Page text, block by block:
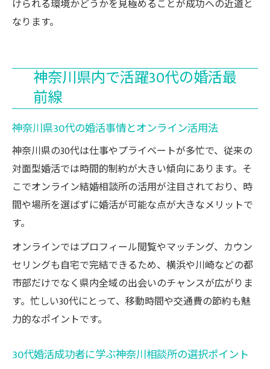
けられる環境かどうかを見極めることが成功への近道と
なります。
神奈川県内で活躍30代の婚活最
前線
神奈川県30代の婚活事情とオンライン活用法
神奈川県の30代は仕事やプライベートが多忙で、従来の
対面型婚活では時間的制約が大きい傾向にあります。そ
こでオンライン結婚相談所の活用が注目されており、時
間や場所を選ばずに婚活が可能な点が大きなメリットで
す。
オンラインではプロフィール閲覧やマッチング、カウン
セリングも自宅で完結できるため、横浜や川崎などの都
市部だけでなく県内全域の出会いのチャンスが広がりま
す。忙しい30代にとって、移動時間や交通費の節約も魅
力的なポイントです。
30代婚活成功者に学ぶ神奈川相談所の選択ポイント